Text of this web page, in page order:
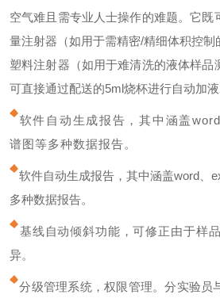
空气难且需专业人士操作的难题。它既
量注射器（如用于需精密/精细体积控制
塑料注射器（如用于难清洗的液体样品
可直接通过配送的5ml烧杯进行自动加液
软件自动生成报告，其中涵盖
谱图等多种数据报告。
软件自动生成报告，其中涵盖word、
多种数据报告。
基线自动倾斜功能，可修正由于样
异。
分级管理系统，权限管理。分实验员